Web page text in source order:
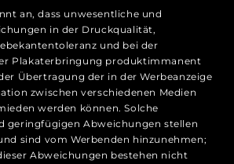
an, dass unwesentliche und
in der Druckqualität,
und bei der
Plakaterbringung produktimmanent
Übertragung der in der Werbeanzeige
zwischen verschiedenen Medien
werden können. Solche
geringfügigen Abweichungen stellen
sind vom Werbenden hinzunehmen;
Abweichungen bestehen nicht